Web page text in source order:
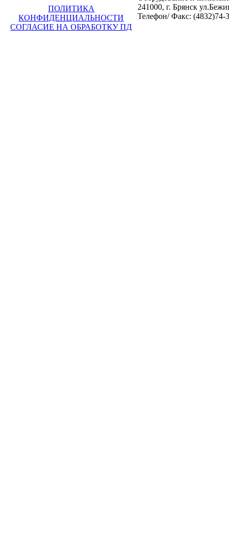
ПОЛИТИКА
КОНФИДЕНЦИАЛЬНОСТИ
СОГЛАСИЕ НА ОБРАБОТКУ ПД
241000, г. Брянск
Телефон/ Факс: (4832)74-